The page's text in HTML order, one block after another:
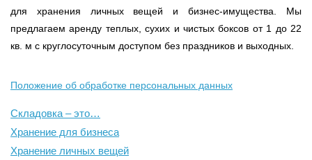
для хранения личных вещей и бизнес-имущества. Мы
предлагаем аренду теплых, сухих и чистых боксов от 1 до 22
кв. м с круглосуточным доступом без праздников и выходных.
Положение об обработке персональных данных
Складовка – это…
Хранение для бизнеса
Хранение личных вещей